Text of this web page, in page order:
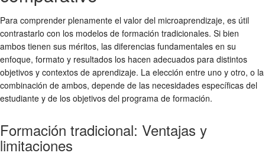
Para comprender plenamente el valor del microaprendizaje, es útil
contrastarlo con los modelos de formación tradicionales. Si bien
ambos tienen sus méritos, las diferencias fundamentales en su
enfoque, formato y resultados los hacen adecuados para distintos
objetivos y contextos de aprendizaje. La elección entre uno y otro, o la
combinación de ambos, depende de las necesidades específicas del
estudiante y de los objetivos del programa de formación.
Formación tradicional: Ventajas y
limitaciones